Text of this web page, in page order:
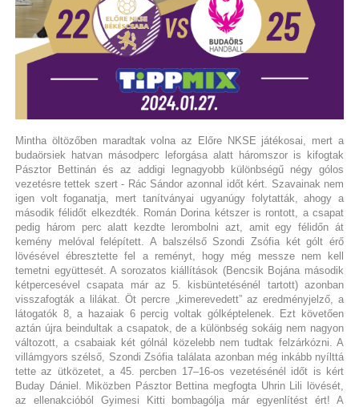
Mintha öltözőben maradtak volna az Előre NKSE játékosai, mert a
budaörsiek hatvan másodperc leforgása alatt háromszor is kifogtak
Pásztor Bettinán és az addigi legnagyobb különbségű négy gólos
vezetésre tettek szert - Rác Sándor azonnal időt kért. Szavainak nem
igen volt foganatja, mert tanítványai ugyanúgy folytatták, ahogy a
második félidőt elkezdték. Román Dorina kétszer is rontott, a csapat
pedig három perc alatt kezdte lerombolni azt, amit egy félidőn át
kemény melóval felépített. A balszélső Szondi Zsófia két gólt érő
lövésével ébresztette fel a reményt, hogy még messze nem kell
temetni együttesét. A sorozatos kiállítások (Bencsik Bojána második
kétpercesével csapata már az 5. kisbüntetésénél tartott) azonban
visszafogták a lilákat. Öt percre „kimerevedett” az eredményjelző, a
látogatók 8, a hazaiak 6 percig voltak gólképtelenek. Ezt követően
aztán újra beindultak a csapatok, de a különbség sokáig nem nagyon
változott, a csabaiak két gólnál közelebb nem tudtak felzárkózni. A
villámgyors szélső, Szondi Zsófia találata azonban még inkább nyílttá
tette az ütközetet, a 45. percben 17–16-os vezetésénél időt is kért
Buday Dániel. Miközben Pásztor Bettina megfogta Uhrin Lili lövését,
az ellenakcióból Gyimesi Kitti bombagólja már egyenlítést ért! A